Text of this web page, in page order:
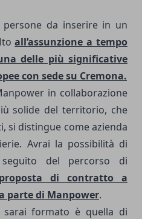
persone da inserire in un
all’assunzione a tempo
delle più significative
con sede su Cremona.
in collaborazione
solide del territorio, che
si distingue come azienda
Avrai la possibilità di
del percorso di
di contratto a
parte di Manpower.
sarai formato è quella di